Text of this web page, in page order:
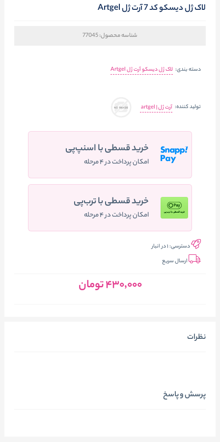
لاک ژل دیسکو کد 7 آرت ژل Artgel
شناسه محصول:77045
دسته بندی: لاک ژل دیسکو آرت ژل Artgel
تولید کننده: آرت ژل | artgel
خرید قسطی با اسنپ‌پی
امکان پرداخت در ۴ مرحله
خرید قسطی با ترب‌پی
امکان پرداخت در ۴ مرحله
دسترسی:1 در انبار
ارسال سریع
430٬000تومان
نظرات
پرسش و پاسخ